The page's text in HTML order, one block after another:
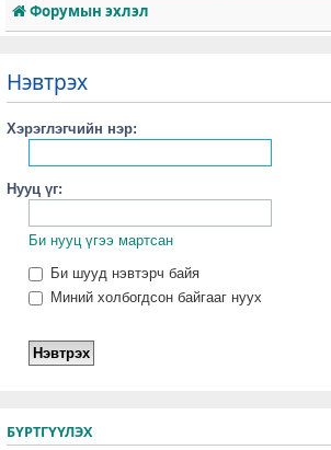
Форумын эхлэл
Нэвтрэх
Хэрэглэгчийн нэр:
Нууц үг:
Би нууц үгээ мартсан
Би шууд нэвтэрч байя
Миний холбогдсон байгааг нуух
БҮРТГҮҮЛЭХ